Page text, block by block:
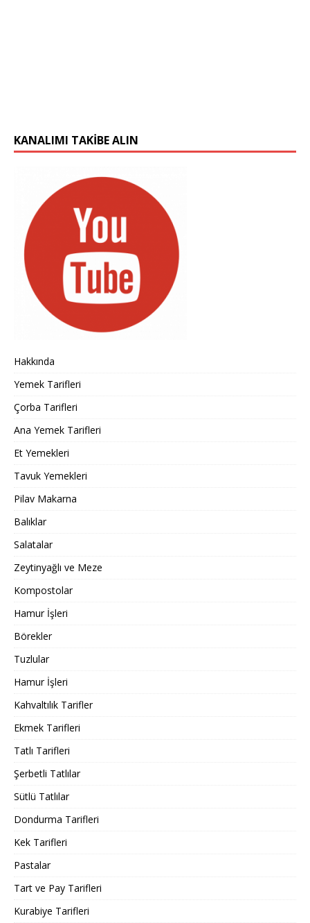
KANALIMI TAKIBE ALIN
Hakkında
Yemek Tarifleri
Çorba Tarifleri
Ana Yemek Tarifleri
Et Yemekleri
Tavuk Yemekleri
Pilav Makarna
Balıklar
Salatalar
Zeytinyağlı ve Meze
Kompostolar
Hamur İşleri
Börekler
Tuzlular
Hamur İşleri
Kahvaltılık Tarifler
Ekmek Tarifleri
Tatlı Tarifleri
Şerbetli Tatlılar
Sütlü Tatlılar
Dondurma Tarifleri
Kek Tarifleri
Pastalar
Tart ve Pay Tarifleri
Kurabiye Tarifleri